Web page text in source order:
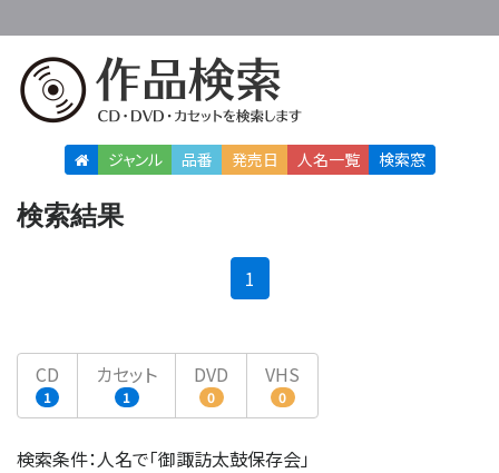
ジャンル 品番 発売日 人名一覧 検索窓
検索結果
1
CD
1
カセット
1
DVD
0
VHS
0
検索条件：人名で「御諏訪太鼓保存会」